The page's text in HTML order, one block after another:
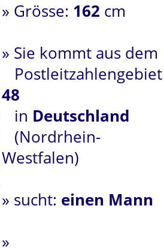
» Grösse: 162 cm
» Sie kommt aus dem
Postleitzahlengebiet
48
in Deutschland
(Nordrhein-
Westfalen)
» sucht: einen Mann
»